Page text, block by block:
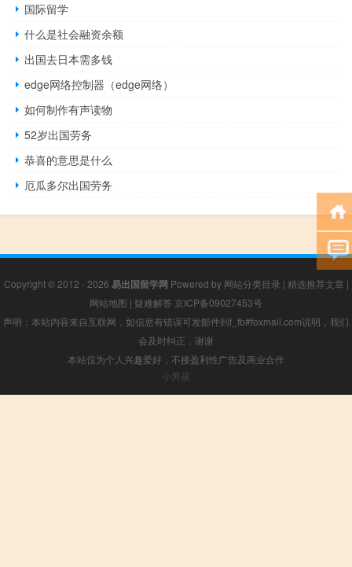
国际留学
什么是社会融资余额
出国去日本需多钱
edge网络控制器（edge网络）
如何制作有声读物
52岁出国劳务
恭喜的意思是什么
厄瓜多尔出国劳务
Copyright © 2012 - 2026 易出国留学网 Powered by 网站分类目录 | 精选推荐文章 |
网站地图 | 疑难解答 京ICP备09027453号
声明：本站内容来自互联网，如信息有错误可发邮件到f_fb#foxmail.com说明，我们
会及时纠正，谢谢
本站仅为个人兴趣爱好，不接盈利性广告及商业合作
小男孩